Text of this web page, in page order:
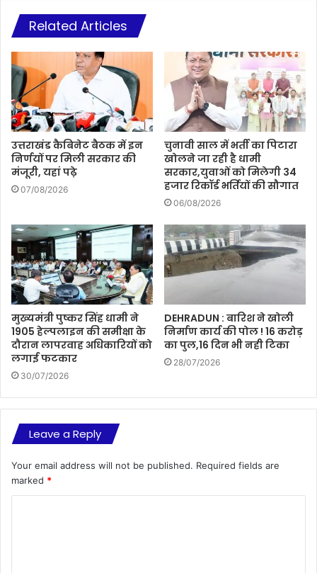
Related Articles
उत्तराखंड कैबिनेट बैठक में इन
निर्णयों पर मिली सरकार की
मंजूरी, यहां पढ़े
07/08/2026
चुनावी साल में भर्ती का पिटारा
खोलने जा रही है धामी
सरकार,युवाओं को मिलेगी 34
हजार रिकॉर्ड भर्तियों की सौगात
06/08/2026
मुख्यमंत्री पुष्कर सिंह धामी ने
1905 हेल्पलाइन की समीक्षा के
दौरान लापरवाह अधिकारियों को
लगाई फटकार
30/07/2026
DEHRADUN : बारिश ने खोली
निर्माण कार्य की पोल ! 16 करोड़
का पुल,16 दिन भी नही टिका
28/07/2026
Leave a Reply
Your email address will not be published. Required fields are
marked *